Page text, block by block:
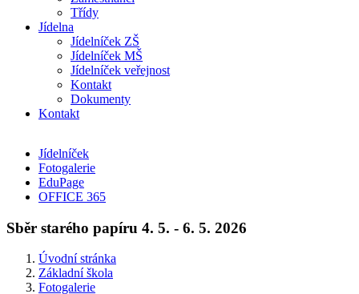
Třídy
Jídelna
Jídelníček ZŠ
Jídelníček MŠ
Jídelníček veřejnost
Kontakt
Dokumenty
Kontakt
Jídelníček
Fotogalerie
EduPage
OFFICE 365
Sběr starého papíru 4. 5. - 6. 5. 2026
Úvodní stránka
Základní škola
Fotogalerie